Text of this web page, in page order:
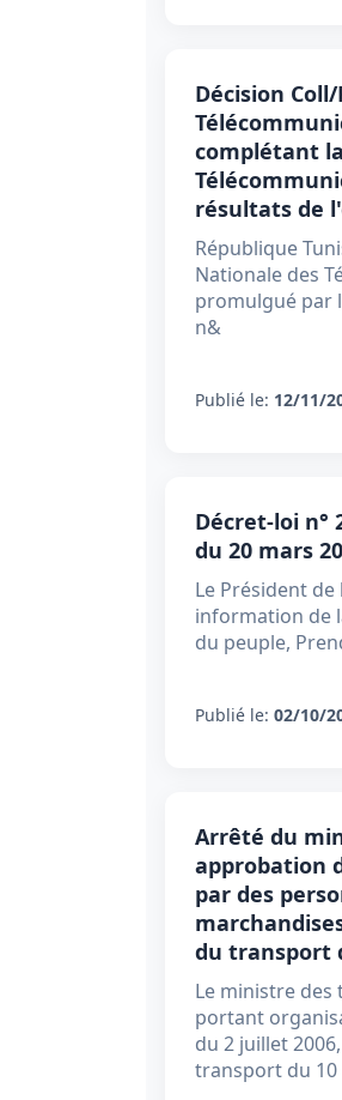
Décision
complétant
résultats de
République
Nationale des
promulgué par
n&
Publié le: 12/11/
Décret-loi n°
du 20 mars
Le Président
information de
du peuple,
Publié le: 02/10/
Arrêté du
approbation
par des
du transport
Le ministre des
portant
du 2 juillet
transport du 10